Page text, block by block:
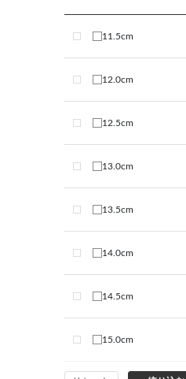
11.5cm
12.0cm
12.5cm
13.0cm
13.5cm
14.0cm
14.5cm
15.0cm